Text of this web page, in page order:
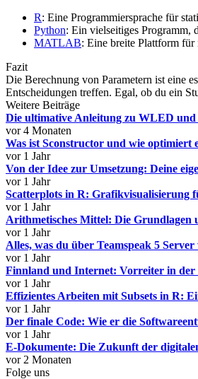
R: Eine Programmiersprache für
Python: Ein vielseitiges Programm,
MATLAB: Eine breite Plattform für
Fazit
Die Berechnung von Parametern ist eine
Entscheidungen treffen. Egal, ob du ein
Weitere Beiträge
Die ultimative Anleitung zu WLED und
vor 4 Monaten
Was ist Sconstructor und wie optimiert
vor 1 Jahr
Von der Idee zur Umsetzung: Deine
vor 1 Jahr
Scatterplots in R: Grafikvisualisierung
vor 1 Jahr
Arithmetisches Mittel: Die Grundlagen
vor 1 Jahr
Alles, was du über Teamspeak 5
vor 1 Jahr
Finnland und Internet: Vorreiter in der
vor 1 Jahr
Effizientes Arbeiten mit Subsets in R:
vor 1 Jahr
Der finale Code: Wie er die
vor 1 Jahr
E-Dokumente: Die Zukunft der
vor 2 Monaten
Folge uns